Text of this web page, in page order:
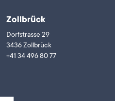
Zollbrück
Dorfstrasse 29
3436 Zollbrück
+41 34 496 80 77